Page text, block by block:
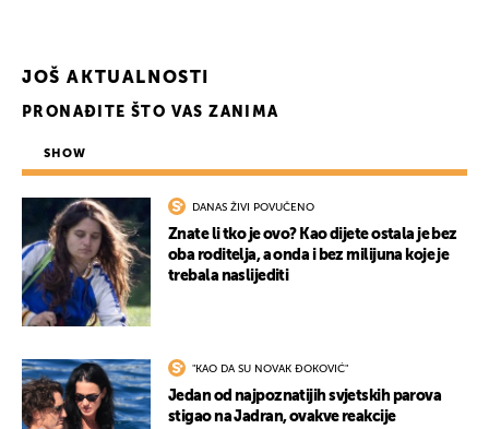
JOŠ AKTUALNOSTI
PRONAĐITE ŠTO VAS ZANIMA
SHOW
DANAS ŽIVI POVUČENO
Znate li tko je ovo? Kao dijete ostala je bez
oba roditelja, a onda i bez milijuna koje je
trebala naslijediti
"KAO DA SU NOVAK ĐOKOVIĆ"
Jedan od najpoznatijih svjetskih parova
stigao na Jadran, ovakve reakcije